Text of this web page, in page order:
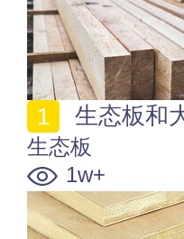
生态板和
生态板
1w+